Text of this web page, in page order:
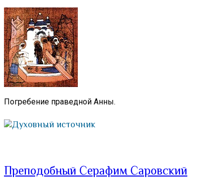
Погребение праведной Анны.
Духовный источник
Преподобный Серафим Саровский